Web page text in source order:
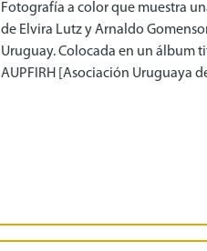
Fotografía a color que muestra
de Elvira Lutz y Arnaldo
Uruguay. Colocada en un álbum
AUPFIRH [Asociación Uruguaya